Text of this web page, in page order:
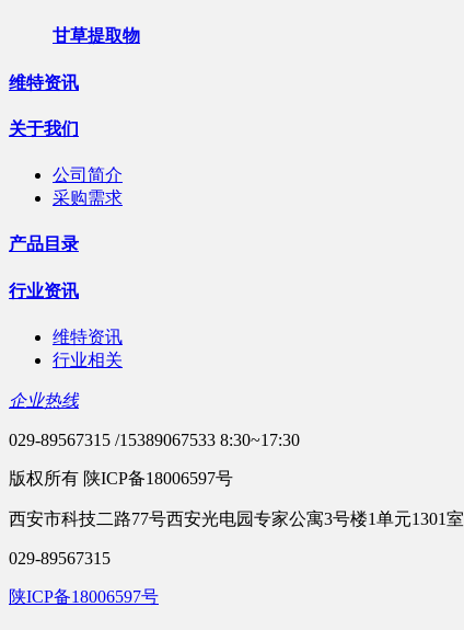
甘草提取物
维特资讯
关于我们
公司简介
采购需求
产品目录
行业资讯
维特资讯
行业相关
企业热线
029-89567315 /15389067533 8:30~17:30
版权所有 陕ICP备18006597号
西安市科技二路77号西安光电园专家公寓3号楼1单元1301室
029-89567315
陕ICP备18006597号